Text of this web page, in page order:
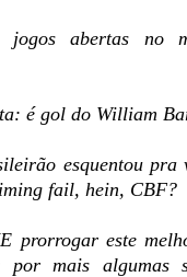
abertas no
é gol do William
esquentou pra
fail, hein, CBF?
prorrogar este
por mais algumas